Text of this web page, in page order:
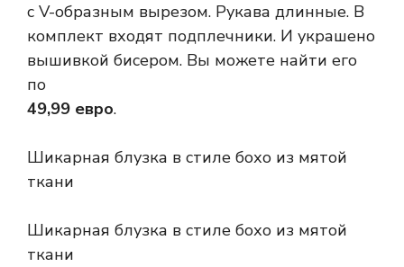
с V-образным вырезом. Рукава длинные. В
комплект входят подплечники. И украшено
вышивкой бисером. Вы можете найти его
по
49,99 евро.
Шикарная блузка в стиле бохо из мятой
ткани
Шикарная блузка в стиле бохо из мятой
ткани